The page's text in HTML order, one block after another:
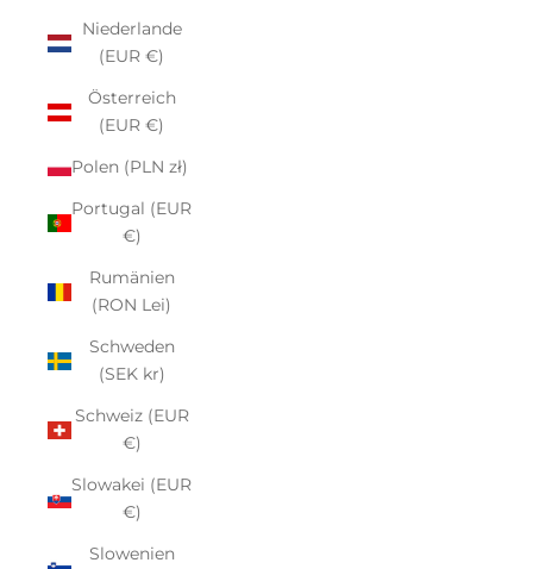
Niederlande
(EUR €)
Österreich
(EUR €)
Polen (PLN zł)
Portugal (EUR
€)
Rumänien
(RON Lei)
Schweden
(SEK kr)
Schweiz (EUR
€)
Slowakei (EUR
€)
Slowenien